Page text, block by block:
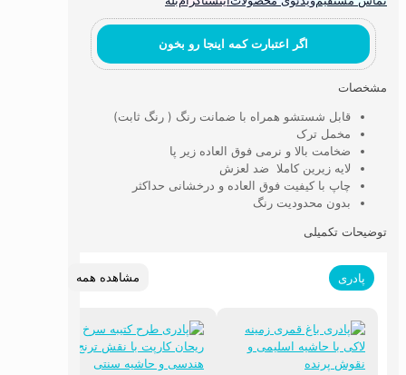
اگر اعتبارت کمه اینجا رو بخون
مشخصات
قابل شستشو همراه با ضمانت رنگ ( رنگ ثابت)
مخمل ترک
ضخامت بالا و نرمی فوق العاده زیر پا
لایه زیرین کاملا ضد لعزش
چاپ با کیفیت فوق العاده و درخشانی حداکثر
بدون محدودیت رنگ
توضیحات تکمیلی
پادری مشاهده همه